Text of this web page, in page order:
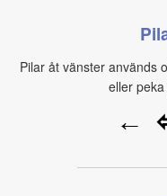
Pilar åt vänster används
eller
←